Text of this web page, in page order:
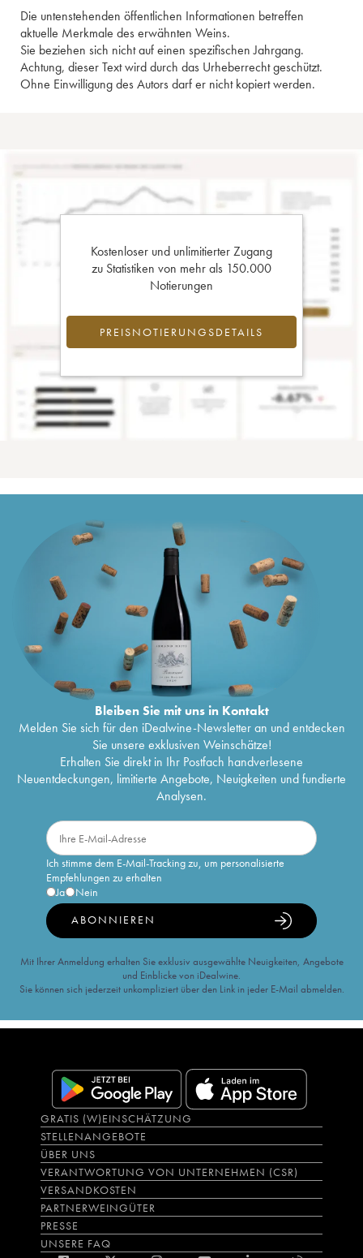
Die untenstehenden öffentlichen Informationen betreffen
aktuelle Merkmale des erwähnten Weins.
Sie beziehen sich nicht auf einen spezifischen Jahrgang.
Achtung, dieser Text wird durch das Urheberrecht geschützt.
Ohne Einwilligung des Autors darf er nicht kopiert werden.
Kostenloser und unlimitierter Zugang
zu Statistiken von mehr als 150.000
Notierungen
PREISNOTIERUNGSDETAILS
Bleiben Sie mit uns in Kontakt
Melden Sie sich für den iDealwine-Newsletter an und entdecken
Sie unsere exklusiven Weinschätze!
Erhalten Sie direkt in Ihr Postfach handverlesene
Neuentdeckungen, limitierte Angebote, Neuigkeiten und fundierte
Analysen.
Ich stimme dem E-Mail-Tracking zu, um personalisierte
Empfehlungen zu erhalten
Ja
Nein
ABONNIEREN
Mit Ihrer Anmeldung erhalten Sie exklusiv ausgewählte Neuigkeiten, Angebote
und Einblicke von iDealwine.
Sie können sich jederzeit unkompliziert über den Link in jeder E-Mail abmelden.
GRATIS (W)EINSCHÄTZUNG
STELLENANGEBOTE
ÜBER UNS
VERANTWORTUNG VON UNTERNEHMEN (CSR)
VERSANDKOSTEN
PARTNERWEINGÜTER
PRESSE
UNSERE FAQ